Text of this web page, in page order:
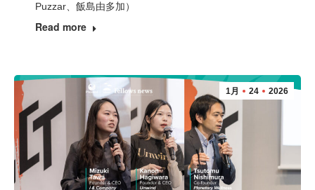
Puzzar、飯島由多加）
Read more
1月 24 2026